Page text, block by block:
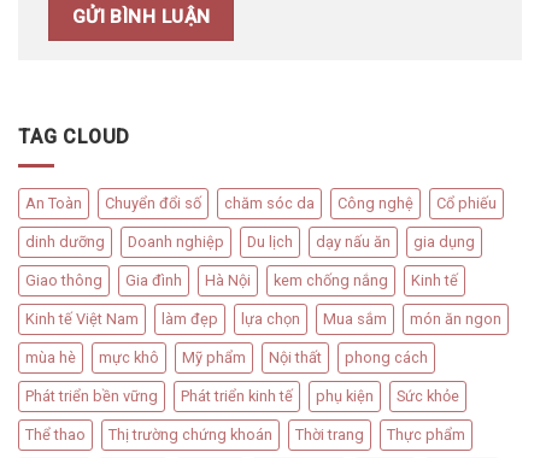
TAG CLOUD
An Toàn Chuyển đổi số chăm sóc da Công nghệ Cổ phiếu
dinh dưỡng Doanh nghiệp Du lịch dạy nấu ăn gia dụng
Giao thông Gia đình Hà Nội kem chống nắng Kinh tế
Kinh tế Việt Nam làm đẹp lựa chọn Mua sắm món ăn ngon
mùa hè mực khô Mỹ phẩm Nội thất phong cách
Phát triển bền vững Phát triển kinh tế phụ kiện Sức khỏe
Thể thao Thị trường chứng khoán Thời trang Thực phẩm